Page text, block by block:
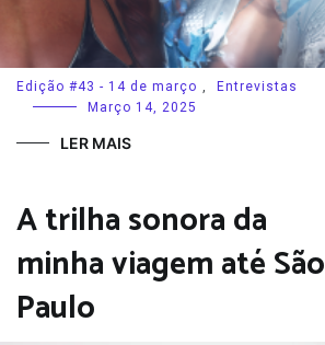
Edição #43 - 14 de março ,
Entrevistas
Março 14, 2025
LER MAIS
A trilha sonora da
minha viagem até São
Paulo